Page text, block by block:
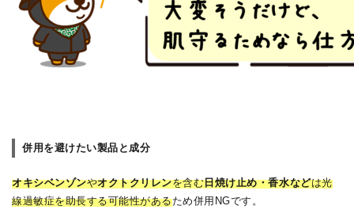
併用を避けたい製品と成分
オキシベンゾンやオクトクリレンを含む日焼け止め・香水などは光
線過敏症を助長する可能性があるため併用NGです。